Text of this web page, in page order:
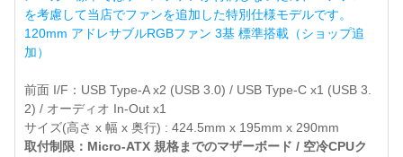
を考慮して当店でファンを追加した特別仕様モデルです。
120mm アドレサブルRGBファン 3基 標準搭載（ショップ追
加）
前面 I/F：USB Type-A x2 (USB 3.0) / USB Type-C x1 (USB 3.
2) / オーディオ In-Out x1
サイズ(高さ x 幅 x 奥行) : 424.5mm x 195mm x 290mm
取付制限：Micro-ATX 規格までのマザーボード / 空冷CPUク